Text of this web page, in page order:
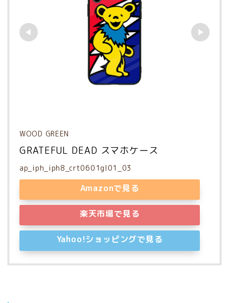
WOOD GREEN
GRATEFUL DEAD スマホケース
ap_iph_iph8_crt0601gl01_03
Amazonで見る
楽天市場で見る
Yahoo!ショッピングで見る